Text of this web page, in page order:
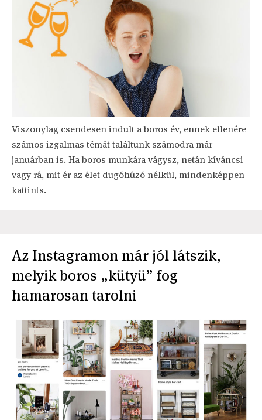
Viszonylag csendesen indult a boros év, ennek ellenére
számos izgalmas témát találtunk számodra már
januárban is. Ha boros munkára vágysz, netán kíváncsi
vagy rá, mit ér az élet dugóhúzó nélkül, mindenképpen
kattints.
Az Instagramon már jól látszik,
melyik boros „kütyü” fog
hamarosan tarolni